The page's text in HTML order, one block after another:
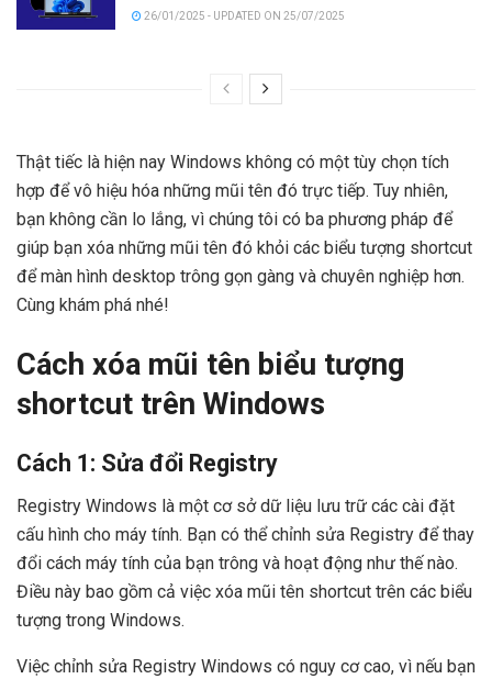
26/01/2025 - UPDATED ON 25/07/2025
Thật tiếc là hiện nay Windows không có một tùy chọn tích
hợp để vô hiệu hóa những mũi tên đó trực tiếp. Tuy nhiên,
bạn không cần lo lắng, vì chúng tôi có ba phương pháp để
giúp bạn xóa những mũi tên đó khỏi các biểu tượng shortcut
để màn hình desktop trông gọn gàng và chuyên nghiệp hơn.
Cùng khám phá nhé!
Cách xóa mũi tên biểu tượng
shortcut trên Windows
Cách 1: Sửa đổi Registry
Registry Windows là một cơ sở dữ liệu lưu trữ các cài đặt
cấu hình cho máy tính. Bạn có thể chỉnh sửa Registry để thay
đổi cách máy tính của bạn trông và hoạt động như thế nào.
Điều này bao gồm cả việc xóa mũi tên shortcut trên các biểu
tượng trong Windows.
Việc chỉnh sửa Registry Windows có nguy cơ cao, vì nếu bạn